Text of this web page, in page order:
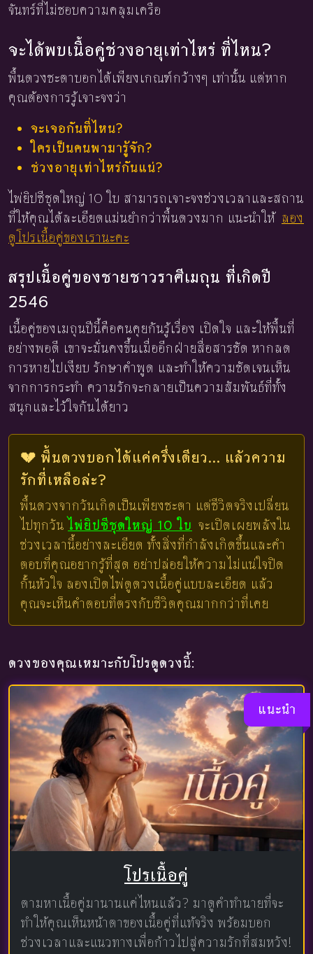
จันทร์ที่ไม่ชอบความคลุมเครือ
จะได้พบเนื้อคู่ช่วงอายุเท่าไหร่ ที่ไหน?
พื้นดวงชะตาบอกได้เพียงเกณฑ์กว้างๆ เท่านั้น แต่หาก
คุณต้องการรู้เจาะจงว่า
จะเจอกันที่ไหน?
ใครเป็นคนพามารู้จัก?
ช่วงอายุเท่าไหร่กันแน่?
ไพ่ยิปซีชุดใหญ่ 10 ใบ สามารถเจาะจงช่วงเวลาและสถาน
ที่ให้คุณได้ละเอียดแม่นยำกว่าพื้นดวงมาก แนะนำให้ ลอง
ดูโปรเนื้อคู่ของเรานะคะ
สรุปเนื้อคู่ของชายชาวราศีเมถุน ที่เกิดปี
2546
เนื้อคู่ของเมถุนปีนี้คือคนคุยกันรู้เรื่อง เปิดใจ และให้พื้นที่
อย่างพอดี เขาจะมั่นคงขึ้นเมื่ออีกฝ่ายสื่อสารชัด หากลด
การหายไปเงียบ รักษาคำพูด และทำให้ความชัดเจนเห็น
จากการกระทำ ความรักจะกลายเป็นความสัมพันธ์ที่ทั้ง
สนุกและไว้ใจกันได้ยาว
💔 พื้นดวงบอกได้แค่ครึ่งเดียว... แล้วความ
รักที่เหลือล่ะ?
พื้นดวงจากวันเกิดเป็นเพียงชะตา แต่ชีวิตจริงเปลี่ยน
ไปทุกวัน ไพ่ยิปซีชุดใหญ่ 10 ใบ จะเปิดเผยพลังใน
ช่วงเวลานี้อย่างละเอียด ทั้งสิ่งที่กำลังเกิดขึ้นและคำ
ตอบที่คุณอยากรู้ที่สุด อย่าปล่อยให้ความไม่แน่ใจปิด
กั้นหัวใจ ลองเปิดไพ่ดูดวงเนื้อคู่แบบละเอียด แล้ว
คุณจะเห็นคำตอบที่ตรงกับชีวิตคุณมากกว่าที่เคย
ดวงของคุณเหมาะกับโปรดูดวงนี้:
แนะนำ
โปรเนื้อคู่
ตามหาเนื้อคู่มานานแค่ไหนแล้ว? มาดูคำทำนายที่จะ
ทำให้คุณเห็นหน้าตาของเนื้อคู่ที่แท้จริง พร้อมบอก
ช่วงเวลาและแนวทางเพื่อก้าวไปสู่ความรักที่สมหวัง!